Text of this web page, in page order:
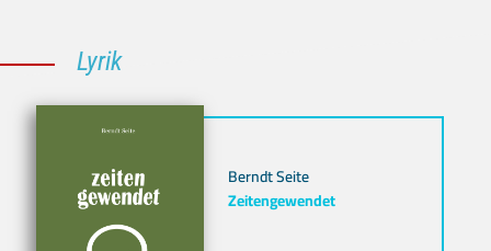
Lyrik
Berndt Seite
Zeitengewendet